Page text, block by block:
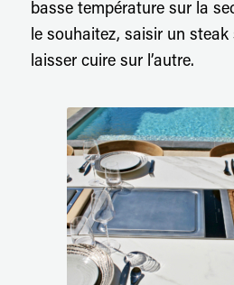
basse température sur la
le souhaitez, saisir un steak
laisser cuire sur l’autre.